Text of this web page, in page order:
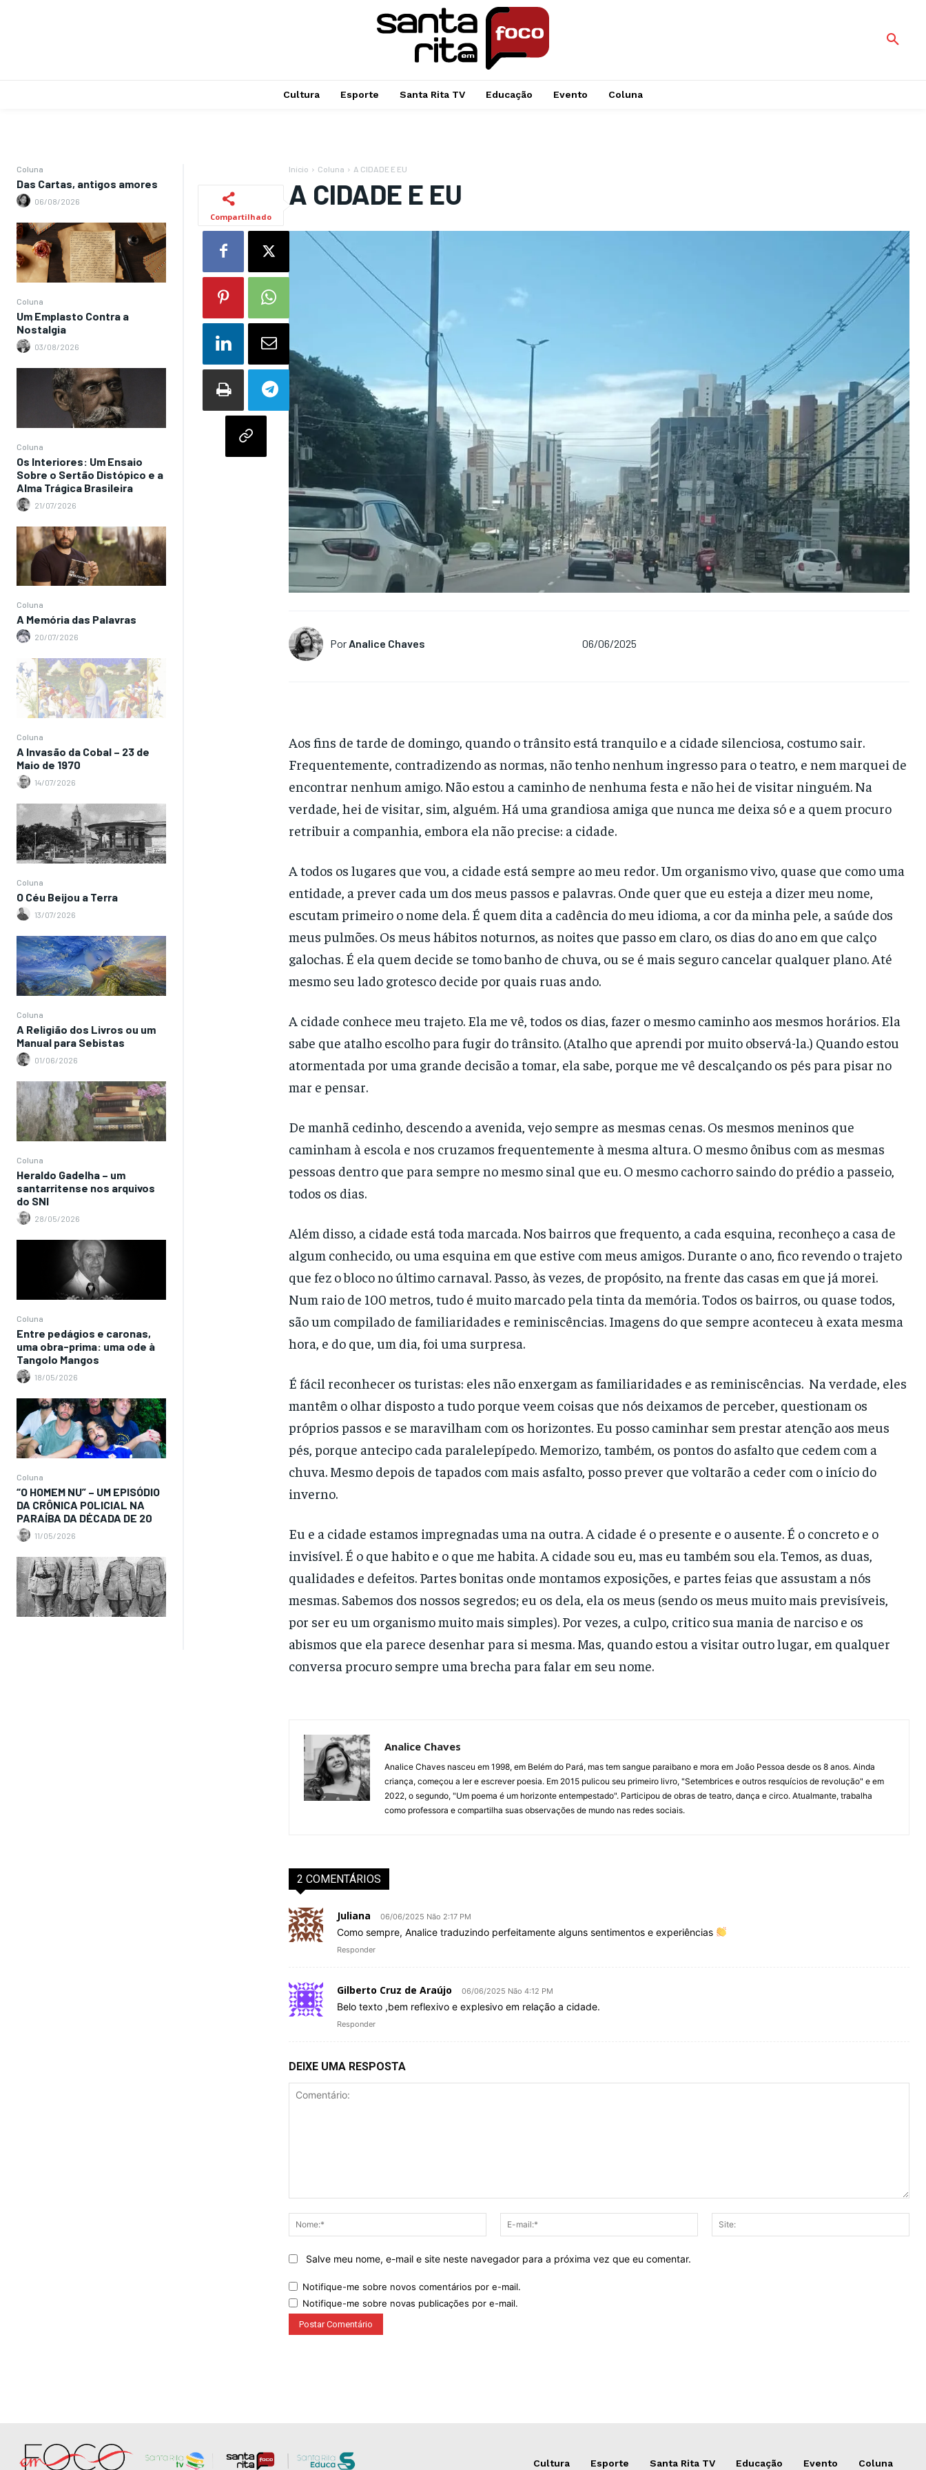
Cultura Esporte Santa Rita TV Educação Evento Coluna
Coluna
Das Cartas, antigos amores
06/08/2026
Coluna
Um Emplasto Contra a
Nostalgia
03/08/2026
Coluna
Os Interiores: Um Ensaio
Sobre o Sertão Distópico e a
Alma Trágica Brasileira
21/07/2026
Coluna
A Memória das Palavras
20/07/2026
Coluna
A Invasão da Cobal – 23 de
Maio de 1970
14/07/2026
Coluna
O Céu Beijou a Terra
13/07/2026
Coluna
A Religião dos Livros ou um
Manual para Sebistas
01/06/2026
Coluna
Heraldo Gadelha – um
santarritense nos arquivos
do SNI
28/05/2026
Coluna
Entre pedágios e caronas,
uma obra-prima: uma ode à
Tangolo Mangos
18/05/2026
Coluna
“O HOMEM NU” – UM EPISÓDIO
DA CRÔNICA POLICIAL NA
PARAÍBA DA DÉCADA DE 20
11/05/2026
Compartilhado
Início Coluna A CIDADE E EU
A CIDADE E EU
Por Analice Chaves 06/06/2025
Aos fins de tarde de domingo, quando o trânsito está tranquilo e a cidade silenciosa, costumo sair.
Frequentemente, contradizendo as normas, não tenho nenhum ingresso para o teatro, e nem marquei de
encontrar nenhum amigo. Não estou a caminho de nenhuma festa e não hei de visitar ninguém. Na
verdade, hei de visitar, sim, alguém. Há uma grandiosa amiga que nunca me deixa só e a quem procuro
retribuir a companhia, embora ela não precise: a cidade.
A todos os lugares que vou, a cidade está sempre ao meu redor. Um organismo vivo, quase que como uma
entidade, a prever cada um dos meus passos e palavras. Onde quer que eu esteja a dizer meu nome,
escutam primeiro o nome dela. É quem dita a cadência do meu idioma, a cor da minha pele, a saúde dos
meus pulmões. Os meus hábitos noturnos, as noites que passo em claro, os dias do ano em que calço
galochas. É ela quem decide se tomo banho de chuva, ou se é mais seguro cancelar qualquer plano. Até
mesmo seu lado grotesco decide por quais ruas ando.
A cidade conhece meu trajeto. Ela me vê, todos os dias, fazer o mesmo caminho aos mesmos horários. Ela
sabe que atalho escolho para fugir do trânsito. (Atalho que aprendi por muito observá-la.) Quando estou
atormentada por uma grande decisão a tomar, ela sabe, porque me vê descalçando os pés para pisar no
mar e pensar.
De manhã cedinho, descendo a avenida, vejo sempre as mesmas cenas. Os mesmos meninos que
caminham à escola e nos cruzamos frequentemente à mesma altura. O mesmo ônibus com as mesmas
pessoas dentro que para sempre no mesmo sinal que eu. O mesmo cachorro saindo do prédio a passeio,
todos os dias.
Além disso, a cidade está toda marcada. Nos bairros que frequento, a cada esquina, reconheço a casa de
algum conhecido, ou uma esquina em que estive com meus amigos. Durante o ano, fico revendo o trajeto
que fez o bloco no último carnaval. Passo, às vezes, de propósito, na frente das casas em que já morei.
Num raio de 100 metros, tudo é muito marcado pela tinta da memória. Todos os bairros, ou quase todos,
são um compilado de familiaridades e reminiscências. Imagens do que sempre aconteceu à exata mesma
hora, e do que, um dia, foi uma surpresa.
É fácil reconhecer os turistas: eles não enxergam as familiaridades e as reminiscências. Na verdade, eles
mantêm o olhar disposto a tudo porque veem coisas que nós deixamos de perceber, questionam os
próprios passos e se maravilham com os horizontes. Eu posso caminhar sem prestar atenção aos meus
pés, porque antecipo cada paralelepípedo. Memorizo, também, os pontos do asfalto que cedem com a
chuva. Mesmo depois de tapados com mais asfalto, posso prever que voltarão a ceder com o início do
inverno.
Eu e a cidade estamos impregnadas uma na outra. A cidade é o presente e o ausente. É o concreto e o
invisível. É o que habito e o que me habita. A cidade sou eu, mas eu também sou ela. Temos, as duas,
qualidades e defeitos. Partes bonitas onde montamos exposições, e partes feias que assustam a nós
mesmas. Sabemos dos nossos segredos; eu os dela, ela os meus (sendo os meus muito mais previsíveis,
por ser eu um organismo muito mais simples). Por vezes, a culpo, critico sua mania de narciso e os
abismos que ela parece desenhar para si mesma. Mas, quando estou a visitar outro lugar, em qualquer
conversa procuro sempre uma brecha para falar em seu nome.
Analice Chaves
Analice Chaves nasceu em 1998, em Belém do Pará, mas tem sangue paraibano e mora em João Pessoa desde os 8 anos. Ainda
criança, começou a ler e escrever poesia. Em 2015 pulicou seu primeiro livro, "Setembrices e outros resquícios de revolução" e em
2022, o segundo, "Um poema é um horizonte entempestado". Participou de obras de teatro, dança e circo. Atualmante, trabalha
como professora e compartilha suas observações de mundo nas redes sociais.
2 COMENTÁRIOS
Juliana 06/06/2025 Não 2:17 PM
Como sempre, Analice traduzindo perfeitamente alguns sentimentos e experiências
Responder
Gilberto Cruz de Araújo 06/06/2025 Não 4:12 PM
Belo texto ,bem reflexivo e explesivo em relação a cidade.
Responder
DEIXE UMA RESPOSTA
Nome:*
mail:*
Salve meu nome, e-mail e site neste navegador para a próxima vez que eu comentar.
Notifique-me sobre novos comentários por e-mail.
Notifique-me sobre novas publicações por e-mail.
Cultura Esporte Santa Rita TV Educação Evento Coluna